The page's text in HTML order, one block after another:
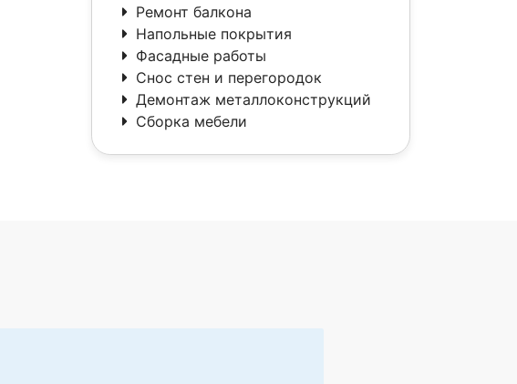
Ремонт балкона
Напольные покрытия
Фасадные работы
Снос стен и перегородок
Демонтаж металлоконструкций
Сборка мебели